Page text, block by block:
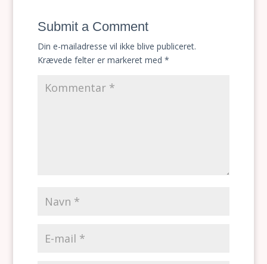
Submit a Comment
Din e-mailadresse vil ikke blive publiceret.
Krævede felter er markeret med *